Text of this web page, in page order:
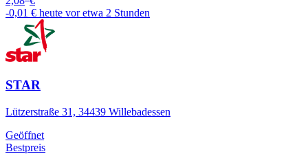
-0,01 € heute vor etwa 2 Stunden
STAR
Lützerstraße 31, 34439 Willebadessen
Geöffnet
Bestpreis